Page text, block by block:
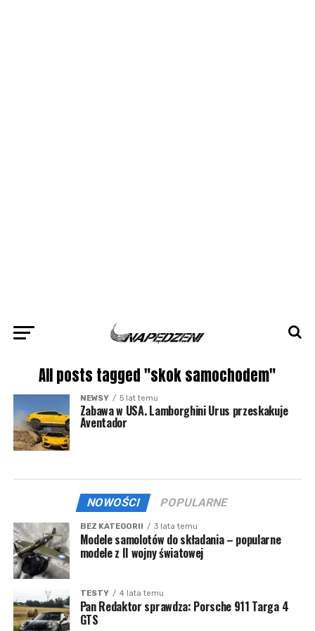
All posts tagged "skok samochodem"
NEWSY 5 lat temu
Zabawa w USA. Lamborghini Urus przeskakuje
Aventador
NOWOŚCI POPULARNE
BEZ KATEGORII 3 lata temu
Modele samolotów do składania – popularne
modele z II wojny światowej
TESTY 4 lata temu
Pan Redaktor sprawdza: Porsche 911 Targa 4
GTS